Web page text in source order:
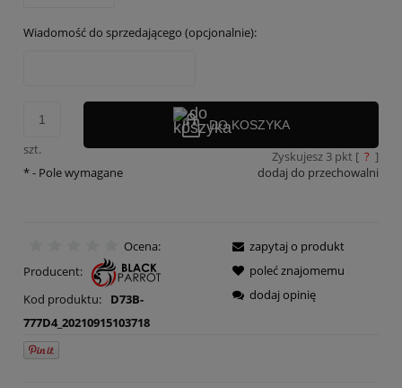
Wiadomość do sprzedającego (opcjonalnie):
szt.
DO KOSZYKA
Zyskujesz 3pkt [ ? ]
dodaj do przechowalni
*- Pole wymagane
Ocena:
Producent:
Kod produktu:
D73B-
777D4_20210915103718
zapytaj o produkt
poleć znajomemu
dodaj opinię